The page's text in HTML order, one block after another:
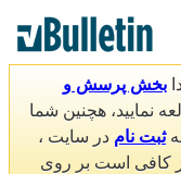
بخش پرسش و
نمایید، هچنین شما
ثبت نام در سایت ،
کافی است بر روی